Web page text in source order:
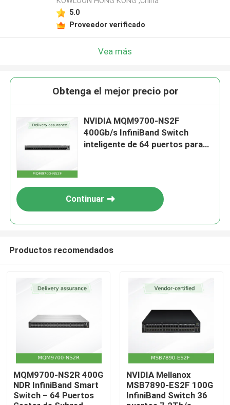
Productos
Vídeos
5.0
Proveedor verificado
Vea más
Obtenga el mejor precio por
NVIDIA MQM9700-NS2F
400Gb/s InfiniBand Switch
inteligente de 64 puertos para
Continuar
Productos recomendados
MQM9700-NS2R 400G
NDR InfiniBand Smart
Switch – 64 Puertos
NVIDIA Mellanox
MSB7890-ES2F 100G
InfiniBand Switch 36